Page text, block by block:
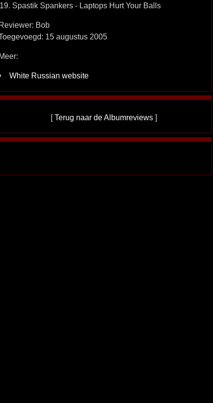
19. Spastik Spankers - Laptops Hurt Your Balls
Bob
15 augustus 2005
White Russian website
[Terug naar de Albumreviews ]